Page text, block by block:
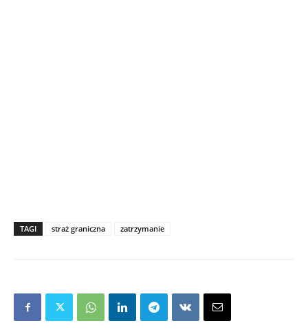
TAGI straż graniczna zatrzymanie